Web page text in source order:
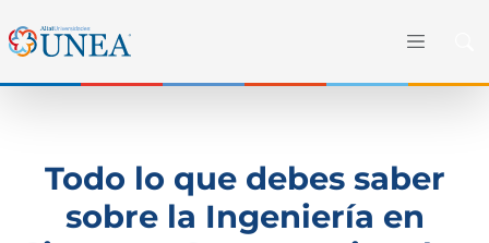
Todo lo que debes saber
sobre la Ingeniería en